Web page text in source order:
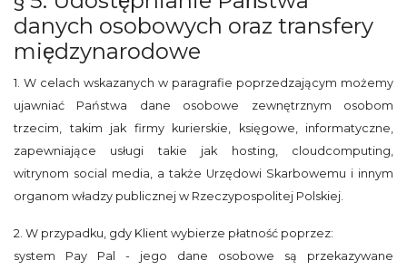
danych osobowych oraz transfery
międzynarodowe
1. W celach wskazanych w paragrafie poprzedzającym możemy
ujawniać Państwa dane osobowe zewnętrznym osobom
trzecim, takim jak firmy kurierskie, księgowe, informatyczne,
zapewniające usługi takie jak hosting, cloudcomputing,
witrynom social media, a także Urzędowi Skarbowemu i innym
organom władzy publicznej w Rzeczypospolitej Polskiej.
2. W przypadku, gdy Klient wybierze płatność poprzez:
system Pay Pal - jego dane osobowe są przekazywane